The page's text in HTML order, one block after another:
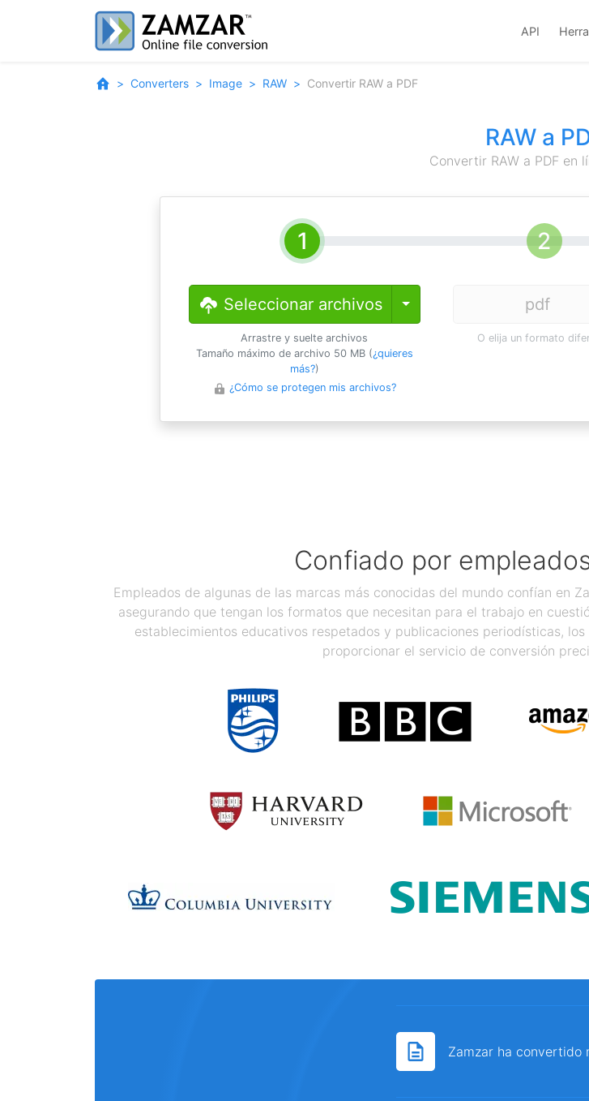
API
Converters Image RAW Convertir RAW a PDF
RAW a
Convertir RAW a PDF en
Seleccionar archivos Toggle Dropdown
Arrastre y suelte archivos
Tamaño máximo de archivo 50 MB (¿quieres
más?)
¿Cómo se protegen mis archivos?
O elija un formato
Confiado por
Empleados de algunas de las marcas más conocidas del mundo confían en
asegurando que tengan los formatos que necesitan para el trabajo en
establecimientos educativos respetados y publicaciones periodísticas,
proporcionar el servicio de conversión
Zamzar ha convertido